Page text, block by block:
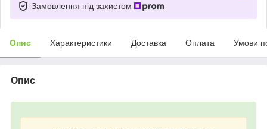
Замовлення під захистом
Опис Характеристики Доставка Оплата Умови
Опис